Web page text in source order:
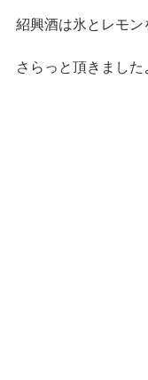
紹興酒は氷とレモン
さらっと頂きました